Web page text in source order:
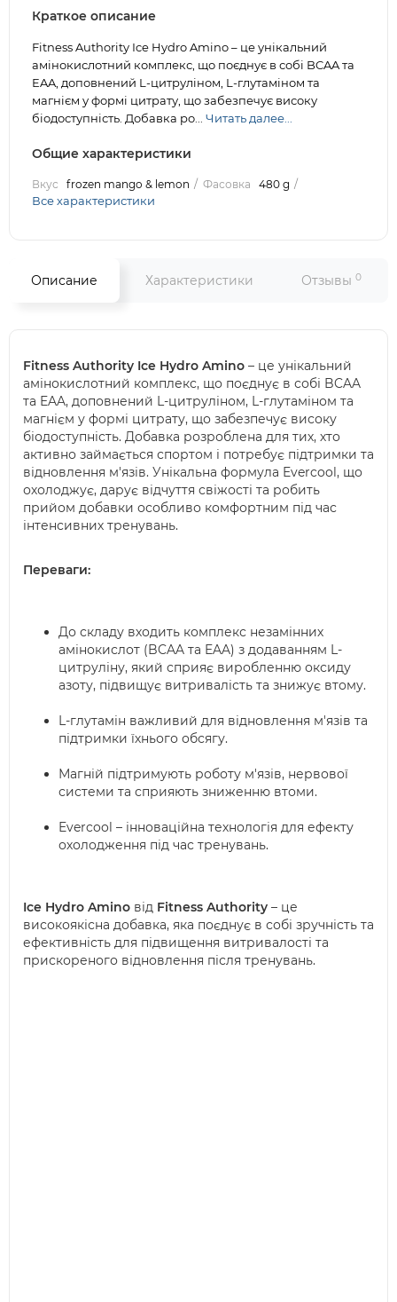
Краткое описание
Fitness Authority Ice Hydro Amino – це унікальний
амінокислотний комплекс, що поєднує в собі BCAA та
EAA, доповнений L-цитруліном, L-глутаміном та
магнієм у формі цитрату, що забезпечує високу
біодоступність. Добавка ро... Читать далее...
Общие характеристики
Вкус frozen mango & lemon Фасовка 480 g
Все характеристики
Описание Характеристики Отзывы 0
Fitness Authority Ice Hydro Amino – це унікальний
амінокислотний комплекс, що поєднує в собі BCAA
та EAA, доповнений L-цитруліном, L-глутаміном та
магнієм у формі цитрату, що забезпечує високу
біодоступність. Добавка розроблена для тих, хто
активно займається спортом і потребує підтримки та
відновлення м'язів. Унікальна формула Evercool, що
охолоджує, дарує відчуття свіжості та робить
прийом добавки особливо комфортним під час
інтенсивних тренувань.
Переваги:
До складу входить комплекс незамінних
амінокислот (BCAA та EAA) з додаванням L-
цитруліну, який сприяє виробленню оксиду
азоту, підвищує витривалість та знижує втому.
L-глутамін важливий для відновлення м'язів та
підтримки їхнього обсягу.
Магній підтримують роботу м'язів, нервової
системи та сприяють зниженню втоми.
Evercool – інноваційна технологія для ефекту
охолодження під час тренувань.
Ice Hydro Amino від Fitness Authority – це
високоякісна добавка, яка поєднує в собі зручність та
ефективність для підвищення витривалості та
прискореного відновлення після тренувань.